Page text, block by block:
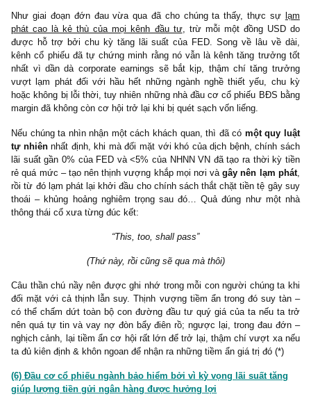
Sau sự kiện may mắn đấu giá đất Thủ Thiêm gây sốt đất một
ngờ, chỉ trong phút chốc, hàng loạt tai họa đã ập đến một cách
với nhóm cổ phiếu này:
– FED tăng lãi suất rất, rất dốc để chống lại lạm phát, điều mà rất
người từng trải chu kỳ trước đã cảnh báo, từ 0.25% -> ~5%,
việc thắt chặt tiền tệ tương tự từ Ngân hàng Nhà nước VN
trước đó.
– Rủi ro Bộ Chính Trị thay đổi ý chí đối với lĩnh vực BĐS, như
của người láng giềng đã có trước đó 1-2 năm.
– Kênh huy động trái phiếu doanh nghiệp sụp đổ. Việc hàng
Novaland, Đất Xanh, Hưng Thịnh và 54 doanh nghiệp khác gây
– Sự hoảng loạn gây nên margin-call cổ phiếu của kể cả ban
của nhiều DN BĐS.
Như giai đoạn đớn đau vừa qua đã cho chúng ta thấy, thực
phát cao là kẻ thù của mọi kênh đầu tư, trừ mỗi một đồng
được hỗ trợ bởi chu kỳ tăng lãi suất của FED. Song về lâu
nhất vì dần dà corporate earnings sẽ bắt kịp, thậm chí tăng
vượt lạm phát đối với hầu hết những ngành nghề thiết yếu,